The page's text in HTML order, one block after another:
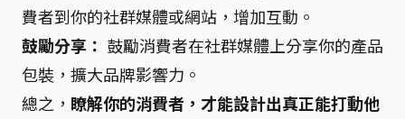
費者到你的社群媒體或網站，增加互動。
鼓勵分享： 鼓勵消費者在社群媒體上分享你的產品
包裝，擴大品牌影響力。
總之， 瞭解你的消費者，才能設計出真正能打動他